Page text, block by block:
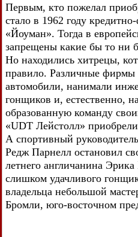
Первым, кто пожелал
стало в 1962 году
«Йоуман». Тогда в
запрещены какие бы то ни
Но находились хитрецы,
правило. Различные фирмы
автомобили, нанимали
гонщиков и, естественно,
образованную команду
«UDT Лейстолл»
А спортивный
Редж Парнелл остановил
летнего англичанина
слишком удачливого
владельца небольшой
Бромли, юго-восточном